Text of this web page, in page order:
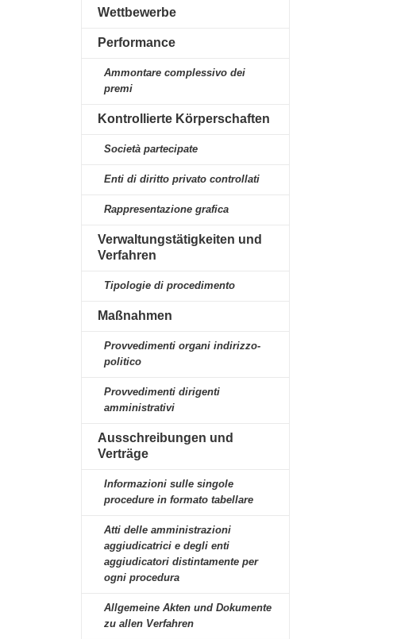
Wettbewerbe
Performance
Ammontare complessivo dei
premi
Kontrollierte Körperschaften
Società partecipate
Enti di diritto privato controllati
Rappresentazione grafica
Verwaltungstätigkeiten und
Verfahren
Tipologie di procedimento
Maßnahmen
Provvedimenti organi indirizzo-
politico
Provvedimenti dirigenti
amministrativi
Ausschreibungen und
Verträge
Informazioni sulle singole
procedure in formato tabellare
Atti delle amministrazioni
aggiudicatrici e degli enti
aggiudicatori distintamente per
ogni procedura
Allgemeine Akten und Dokumente
zu allen Verfahren